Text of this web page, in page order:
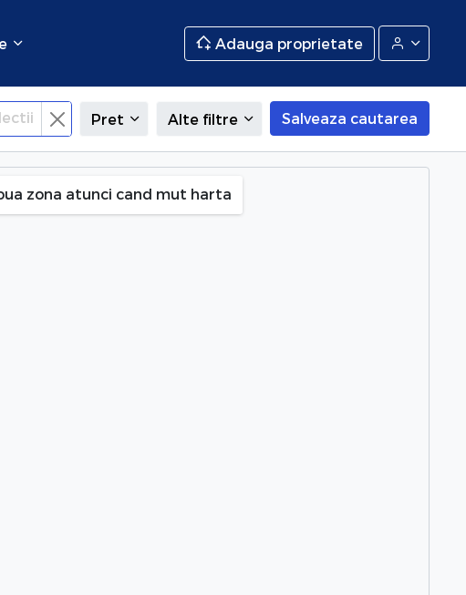
Adauga proprietate
Pret Alte filtre Salveaza cautarea
zona atunci cand mut harta